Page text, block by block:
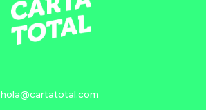
hola@cartatotal.com